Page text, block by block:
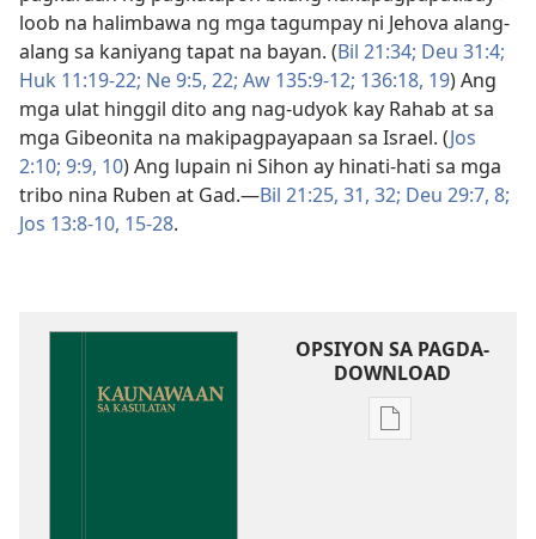
loob na halimbawa ng mga tagumpay ni Jehova alang-
alang sa kaniyang tapat na bayan. (Bil 21:34; Deu 31:4;
Huk 11:19-22; Ne 9:5, 22; Aw 135:9-12; 136:18, 19) Ang
mga ulat hinggil dito ang nag-udyok kay Rahab at sa
mga Gibeonita na makipagpayapaan sa Israel. (Jos
2:10; 9:9, 10) Ang lupain ni Sihon ay hinati-hati sa mga
tribo nina Ruben at Gad.​—Bil 21:25, 31, 32; Deu 29:7, 8;
Jos 13:8-10, 15-28.
OPSIYON SA PAGDA-
DOWNLOAD
Opsiyon